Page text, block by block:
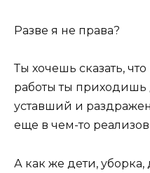
Разве я не права?
Ты хочешь сказать,
работы ты
уставший и
еще в чем-то
А как же дети, уборка,